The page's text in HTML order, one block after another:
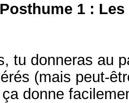
1 :
tu donneras au
(mais peut-
donne